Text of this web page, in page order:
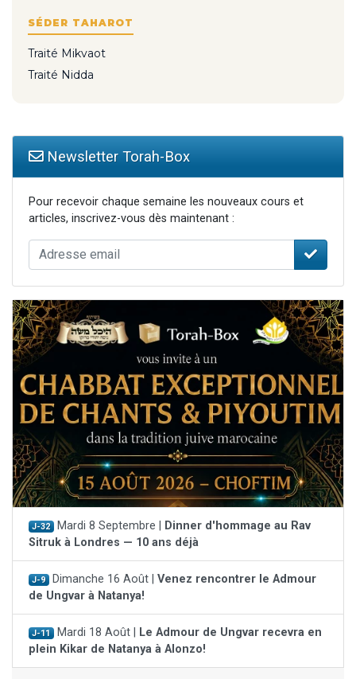
SÉDER TAHAROT
Traité Mikvaot
Traité Nidda
Newsletter Torah-Box
Pour recevoir chaque semaine les nouveaux cours et
articles, inscrivez-vous dès maintenant :
J-32 Mardi 8 Septembre |
Dinner d'hommage au Rav
Sitruk à Londres — 10 ans déjà
J-9 Dimanche 16 Août | Venez rencontrer le Admour
de Ungvar à Natanya!
J-11 Mardi 18 Août |
Le Admour de Ungvar recevra en
plein Kikar de Natanya à Alonzo!